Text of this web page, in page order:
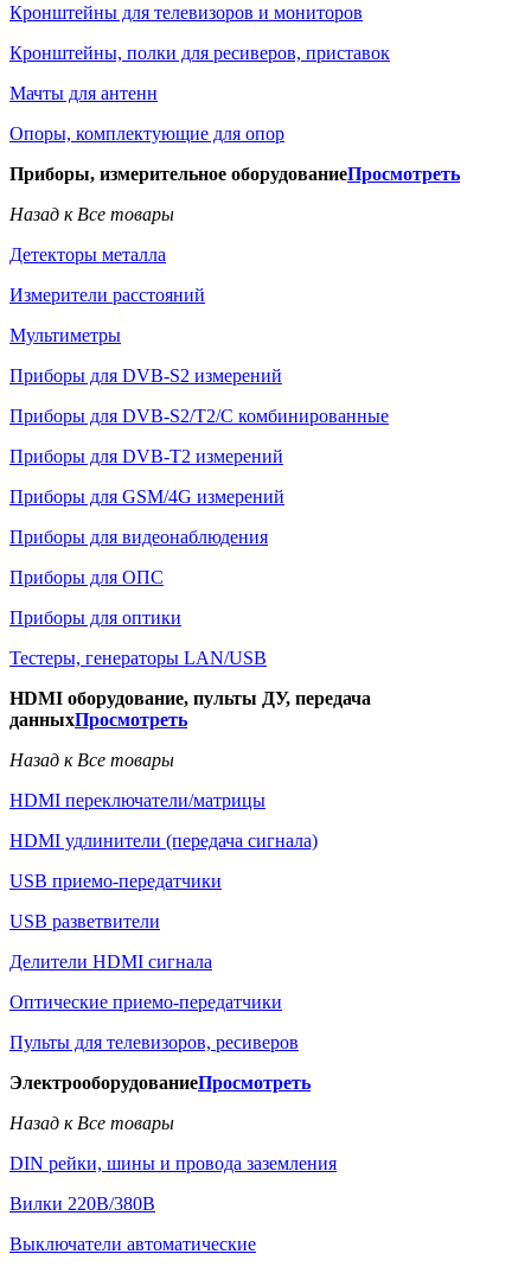
Кронштейны для телевизоров и мониторов
Кронштейны, полки для ресиверов, приставок
Мачты для антенн
Опоры, комплектующие для опор
Приборы, измерительное оборудованиеПросмотреть
Назад к Все товары
Детекторы металла
Измерители расстояний
Мультиметры
Приборы для DVB-S2 измерений
Приборы для DVB-S2/T2/C комбинированные
Приборы для DVB-T2 измерений
Приборы для GSM/4G измерений
Приборы для видеонаблюдения
Приборы для ОПС
Приборы для оптики
Тестеры, генераторы LAN/USB
HDMI оборудование, пульты ДУ, передача
данныхПросмотреть
Назад к Все товары
HDMI переключатели/матрицы
HDMI удлинители (передача сигнала)
USB приемо-передатчики
USB разветвители
Делители HDMI сигнала
Оптические приемо-передатчики
Пульты для телевизоров, ресиверов
ЭлектрооборудованиеПросмотреть
Назад к Все товары
DIN рейки, шины и провода заземления
Вилки 220В/380В
Выключатели автоматические